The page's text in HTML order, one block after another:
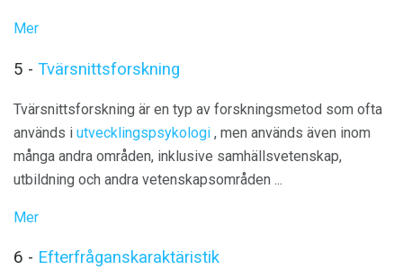
Mer
5 - Tvärsnittsforskning
Tvärsnittsforskning är en typ av forskningsmetod som ofta
används i utvecklingspsykologi , men används även inom
många andra områden, inklusive samhällsvetenskap,
utbildning och andra vetenskapsområden ...
Mer
6 - Efterfråganskaraktäristik